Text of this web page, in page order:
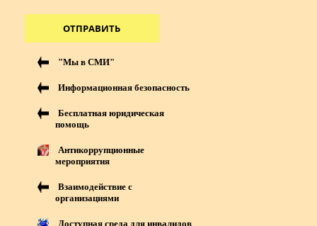
ОТПРАВИТЬ
"Мы в СМИ"
Информационная безопасность
Бесплатная юридическая
помощь
Антикоррупционные
мероприятия
Взаимодействие с
организациями
Доступная среда для инвалидов